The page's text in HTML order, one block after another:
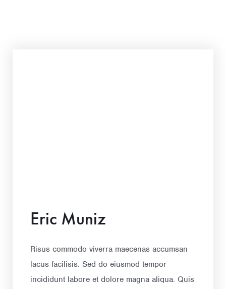
Eric Muniz
Risus commodo viverra maecenas accumsan
lacus facilisis. Sed do eiusmod tempor
incididunt labore et dolore magna aliqua. Quis